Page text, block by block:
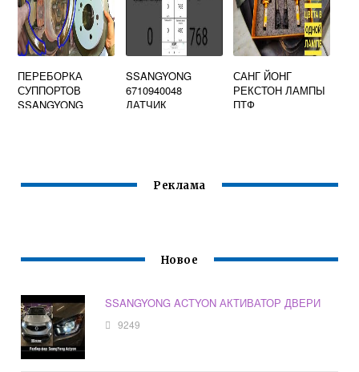
ПЕРЕБОРКА
СУППОРТОВ
SSANGYONG
SSANGYONG
6710940048
ДАТЧИК
САНГ ЙОНГ
РЕКСТОН ЛАМПЫ
ПТФ
Реклама
Новое
SSANGYONG ACTYON АКТИВАТОР ДВЕРИ
9249